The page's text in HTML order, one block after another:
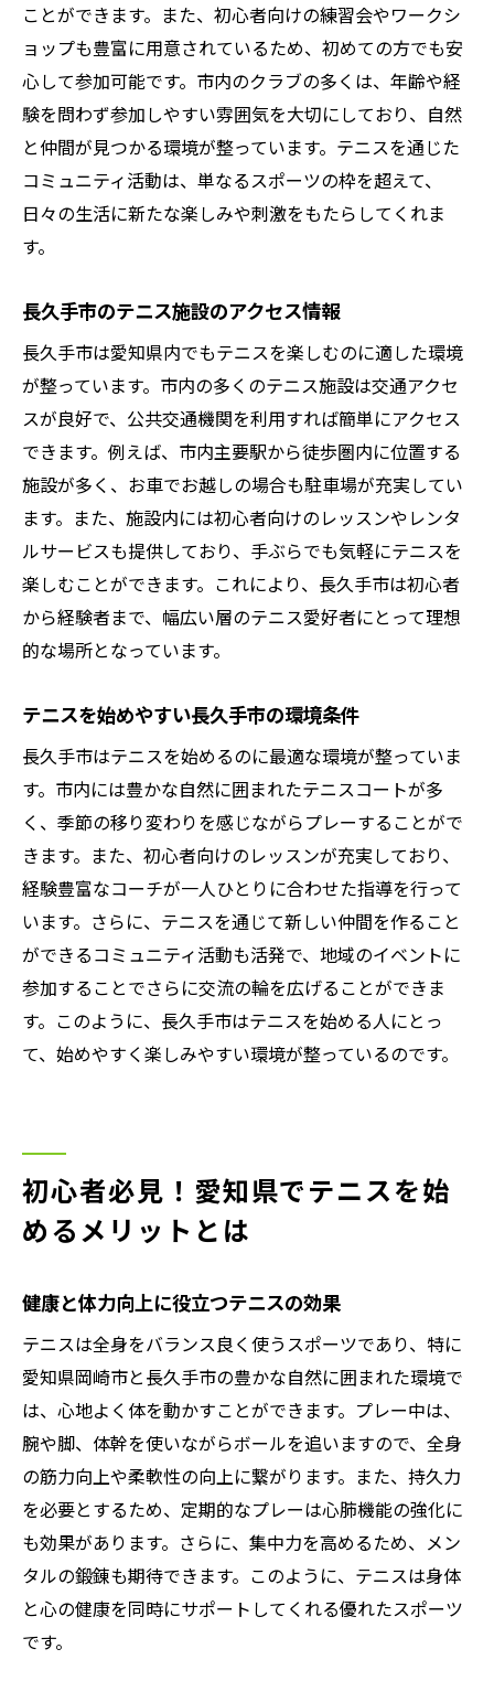
ことができます。また、初心者向けの練習会やワークシ
ョップも豊富に用意されているため、初めての方でも安
心して参加可能です。市内のクラブの多くは、年齢や経
験を問わず参加しやすい雰囲気を大切にしており、自然
と仲間が見つかる環境が整っています。テニスを通じた
コミュニティ活動は、単なるスポーツの枠を超えて、
日々の生活に新たな楽しみや刺激をもたらしてくれま
す。
長久手市のテニス施設のアクセス情報
長久手市は愛知県内でもテニスを楽しむのに適した環境
が整っています。市内の多くのテニス施設は交通アクセ
スが良好で、公共交通機関を利用すれば簡単にアクセス
できます。例えば、市内主要駅から徒歩圏内に位置する
施設が多く、お車でお越しの場合も駐車場が充実してい
ます。また、施設内には初心者向けのレッスンやレンタ
ルサービスも提供しており、手ぶらでも気軽にテニスを
楽しむことができます。これにより、長久手市は初心者
から経験者まで、幅広い層のテニス愛好者にとって理想
的な場所となっています。
テニスを始めやすい長久手市の環境条件
長久手市はテニスを始めるのに最適な環境が整っていま
す。市内には豊かな自然に囲まれたテニスコートが多
く、季節の移り変わりを感じながらプレーすることがで
きます。また、初心者向けのレッスンが充実しており、
経験豊富なコーチが一人ひとりに合わせた指導を行って
います。さらに、テニスを通じて新しい仲間を作ること
ができるコミュニティ活動も活発で、地域のイベントに
参加することでさらに交流の輪を広げることができま
す。このように、長久手市はテニスを始める人にとっ
て、始めやすく楽しみやすい環境が整っているのです。
初心者必見！愛知県でテニスを始
めるメリットとは
健康と体力向上に役立つテニスの効果
テニスは全身をバランス良く使うスポーツであり、特に
愛知県岡崎市と長久手市の豊かな自然に囲まれた環境で
は、心地よく体を動かすことができます。プレー中は、
腕や脚、体幹を使いながらボールを追いますので、全身
の筋力向上や柔軟性の向上に繋がります。また、持久力
を必要とするため、定期的なプレーは心肺機能の強化に
も効果があります。さらに、集中力を高めるため、メン
タルの鍛錬も期待できます。このように、テニスは身体
と心の健康を同時にサポートしてくれる優れたスポーツ
です。